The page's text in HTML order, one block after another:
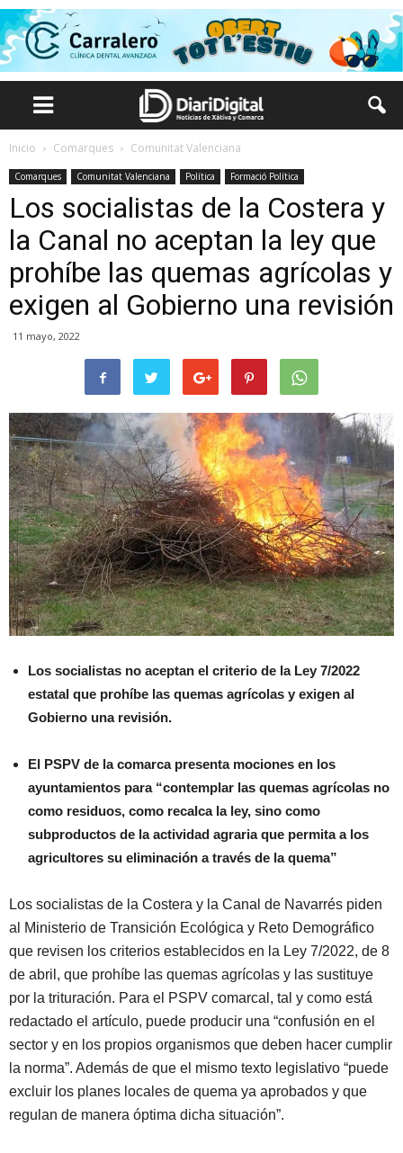
Inicio Comarques Comunitat Valenciana
Comarques Comunitat Valenciana Política Formació Política
Los socialistas de la Costera y
la Canal no aceptan la ley que
prohíbe las quemas agrícolas y
exigen al Gobierno una revisión
11 mayo, 2022
Los socialistas no aceptan el criterio de la Ley 7/2022
estatal que prohíbe las quemas agrícolas y exigen al
Gobierno una revisión.
El PSPV de la comarca presenta mociones en los
ayuntamientos para “contemplar las quemas agrícolas no
como residuos, como recalca la ley, sino como
subproductos de la actividad agraria que permita a los
agricultores su eliminación a través de la quema”
Los socialistas de la Costera y la Canal de Navarrés piden
al Ministerio de Transición Ecológica y Reto Demográfico
que revisen los criterios establecidos en la Ley 7/2022, de 8
de abril, que prohíbe las quemas agrícolas y las sustituye
por la trituración. Para el PSPV comarcal, tal y como está
redactado el artículo, puede producir una “confusión en el
sector y en los propios organismos que deben hacer cumplir
la norma”. Además de que el mismo texto legislativo “puede
excluir los planes locales de quema ya aprobados y que
regulan de manera óptima dicha situación”.